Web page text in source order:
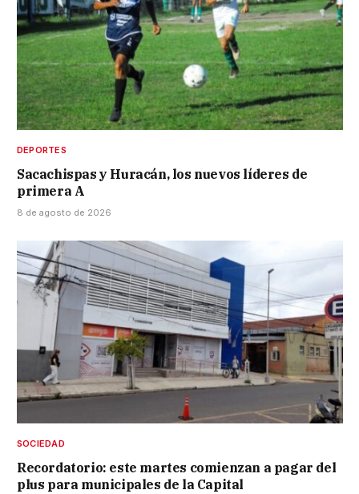
DEPORTES
Sacachispas y Huracán, los nuevos líderes de
primera A
8 de agosto de 2026
SOCIEDAD
Recordatorio: este martes comienzan a pagar del
plus para municipales de la Capital